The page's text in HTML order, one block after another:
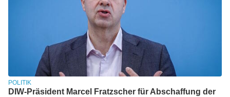
POLITIK
DIW-Präsident Marcel Fratzscher für Abschaffung der